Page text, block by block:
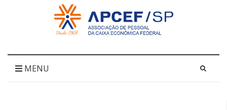
como
Acessar
página
inicial
MENU